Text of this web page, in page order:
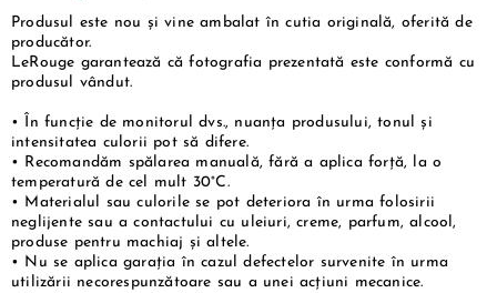
Produsul este nou și vine ambalat în cutia originală, oferită de
producător.
LeRouge garantează că fotografia prezentată este conformă cu
produsul vândut.
• În funcție de monitorul dvs., nuanța produsului, tonul și
intensitatea culorii pot să difere.
• Recomandăm spălarea manuală, fără a aplica forță, la o
temperatură de cel mult 30°C.
• Materialul sau culorile se pot deteriora în urma folosirii
neglijente sau a contactului cu uleiuri, creme, parfum, alcool,
produse pentru machiaj și altele.
• Nu se aplica garația în cazul defectelor survenite în urma
utilizării necorespunzătoare sau a unei acțiuni mecanice.